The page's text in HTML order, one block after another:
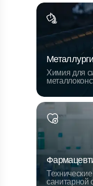
Химия для
санитарной